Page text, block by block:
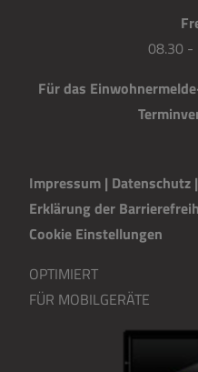
08.30 -
Für das
Impressum | Datenschutz |
Erklärung der
Cookie Einstellungen
OPTIMIERT
FÜR MOBILGERÄTE